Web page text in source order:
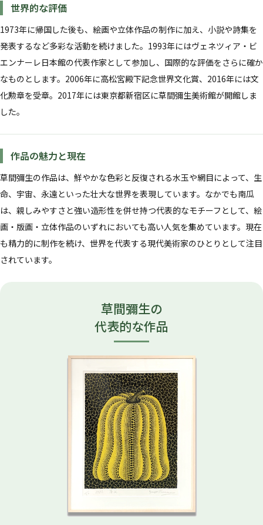
世界的な評価
1973年に帰国した後も、絵画や立体作品の制作に加え、小説や詩集を
発表するなど多彩な活動を続けました。1993年にはヴェネツィア・ビ
エンナーレ日本館の代表作家として参加し、国際的な評価をさらに確か
なものとします。2006年に高松宮殿下記念世界文化賞、2016年には文
化勲章を受章。2017年には東京都新宿区に草間彌生美術館が開館しま
した。
作品の魅力と現在
草間彌生の作品は、鮮やかな色彩と反復される水玉や網目によって、生
命、宇宙、永遠といった壮大な世界を表現しています。なかでも南瓜
は、親しみやすさと強い造形性を併せ持つ代表的なモチーフとして、絵
画・版画・立体作品のいずれにおいても高い人気を集めています。現在
も精力的に制作を続け、世界を代表する現代美術家のひとりとして注目
されています。
草間彌生の
代表的な作品